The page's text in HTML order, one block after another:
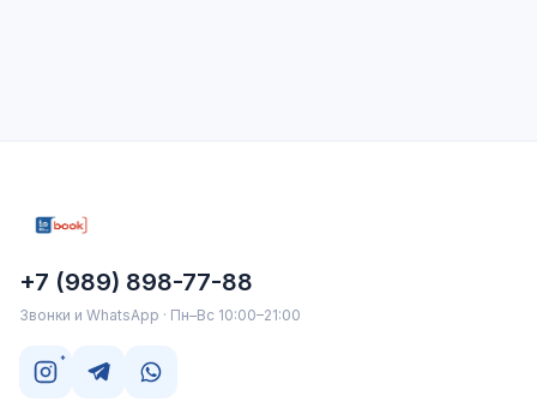
+7 (989) 898-77-88
Звонки и WhatsApp · Пн–Вс 10:00–21:00
*